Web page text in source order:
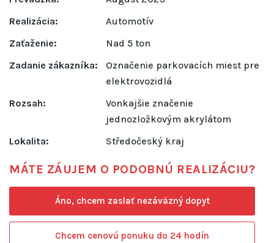
Realizácia:
Automotív
Zaťaženie:
Nad 5 ton
Zadanie zákazníka:
Označenie parkovacích miest pre
elektrovozidlá
Rozsah:
Vonkajšie značenie
jednozložkovým akrylátom
Lokalita:
Středočeský kraj
MÁTE ZÁUJEM O PODOBNÚ REALIZÁCIU?
Áno, chcem zaslať nezáväzný dopyt
Chcem cenovú ponuku do 24 hodín